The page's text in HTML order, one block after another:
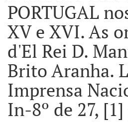
PORTUGAL
XV e XVI. As
d'El Rei D.
Brito Aranha.
Imprensa
In-8º de 27,